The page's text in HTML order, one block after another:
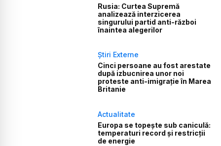
Rusia: Curtea Supremă
analizează interzicerea
singurului partid anti-război
înaintea alegerilor
Știri Externe
Cinci persoane au fost arestate
după izbucnirea unor noi
proteste anti-imigrație în Marea
Britanie
Actualitate
Europa se topește sub caniculă:
temperaturi record și restricții
de energie